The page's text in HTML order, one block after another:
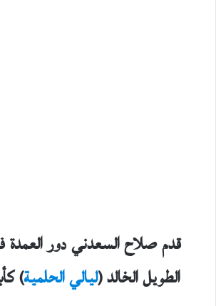
قدم صلاح السعدني دور
الطويل الخالد (ليالي الحلمية)